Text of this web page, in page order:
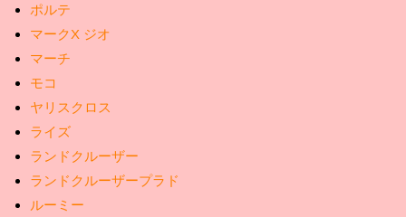
ポルテ
マークX ジオ
マーチ
モコ
ヤリスクロス
ライズ
ランドクルーザー
ランドクルーザープラド
ルーミー